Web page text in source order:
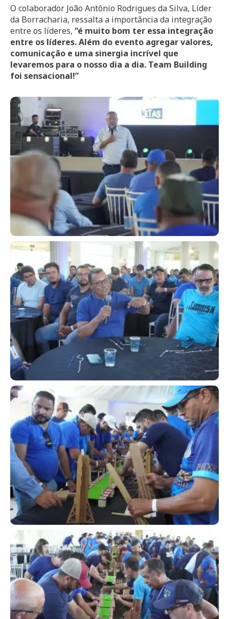
O colaborador João Antônio Rodrigues da Silva, Líder
da Borracharia, ressalta a importância da integração
entre os líderes, “é muito bom ter essa integração
entre os líderes. Além do evento agregar valores,
comunicação e uma sinergia incrível que
levaremos para o nosso dia a dia. Team Building
foi sensacional!”